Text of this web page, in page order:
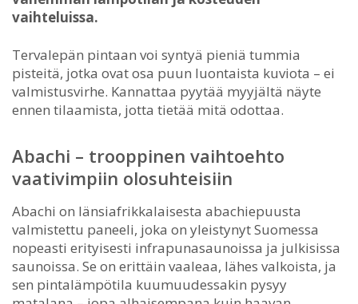
vaihteluissa.
Tervalepän pintaan voi syntyä pieniä tummia
pisteitä, jotka ovat osa puun luontaista kuviota – ei
valmistusvirhe. Kannattaa pyytää myyjältä näyte
ennen tilaamista, jotta tietää mitä odottaa.
Abachi – trooppinen vaihtoehto
vaativimpiin olosuhteisiin
Abachi on länsiafrikkalaisesta abachiepuusta
valmistettu paneeli, joka on yleistynyt Suomessa
nopeasti erityisesti infrapunasaunoissa ja julkisissa
saunoissa. Se on erittäin vaaleaa, lähes valkoista, ja
sen pintalämpötila kuumuudessakin pysyy